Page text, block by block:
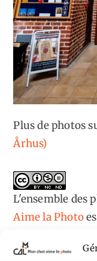
Plus de photos
Århus)
L'ensemble des
Aime la Photo
Attribution -